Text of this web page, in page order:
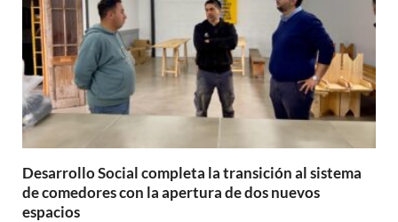
Desarrollo Social completa la transición al sistema
de comedores con la apertura de dos nuevos
espacios